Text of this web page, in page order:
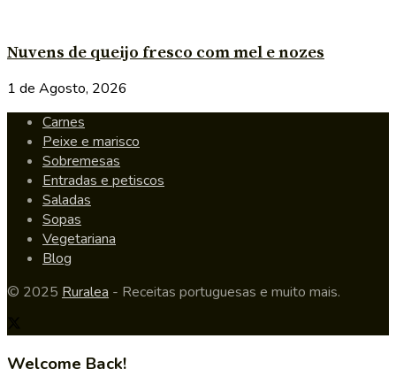
Nuvens de queijo fresco com mel e nozes
1 de Agosto, 2026
Carnes
Peixe e marisco
Sobremesas
Entradas e petiscos
Saladas
Sopas
Vegetariana
Blog
© 2025 Ruralea - Receitas portuguesas e muito mais.
Welcome Back!